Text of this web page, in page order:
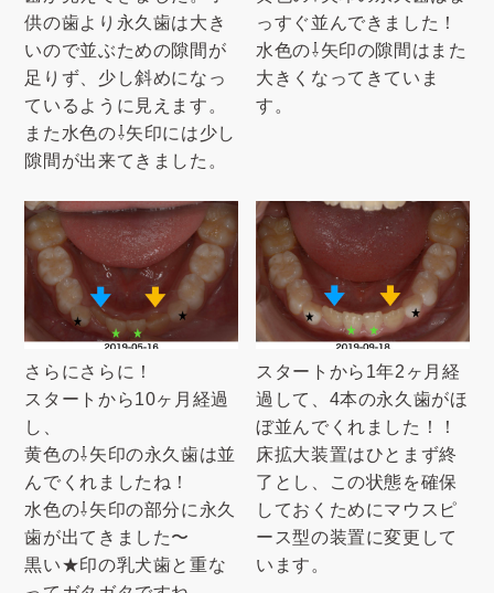
供の歯より永久歯は大き
いので並ぶための隙間が
足りず、少し斜めになっ
ているように見えます。
また水色の⇩矢印には少し
隙間が出来てきました。
っすぐ並んできました！
水色の⇩矢印の隙間はまた
大きくなってきていま
す。
さらにさらに！
スタートから10ヶ月経過
し、
黄色の⇩矢印の永久歯は並
んでくれましたね！
水色の⇩矢印の部分に永久
歯が出てきました〜
黒い★印の乳犬歯と重な
スタートから1年2ヶ月経
過して、4本の永久歯がほ
ぼ並んでくれました！！
床拡大装置はひとまず終
了とし、この状態を確保
しておくためにマウスピ
ース型の装置に変更して
います。